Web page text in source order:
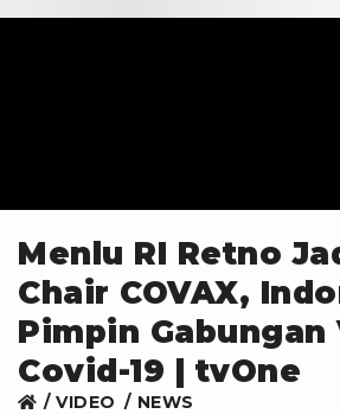
Menlu RI Retno
Chair COVAX,
Pimpin Gabungan
Covid-19 | tvOne
VIDEO
NEWS